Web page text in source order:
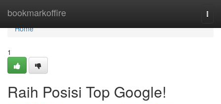
bookmarkoffire
Home
Home
1
Raih Posisi Top Google!